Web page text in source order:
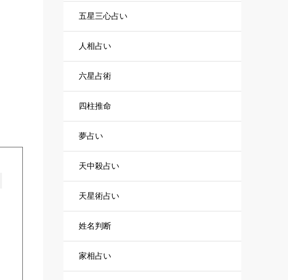
五星三心占い
人相占い
六星占術
四柱推命
夢占い
天中殺占い
天星術占い
姓名判断
家相占い